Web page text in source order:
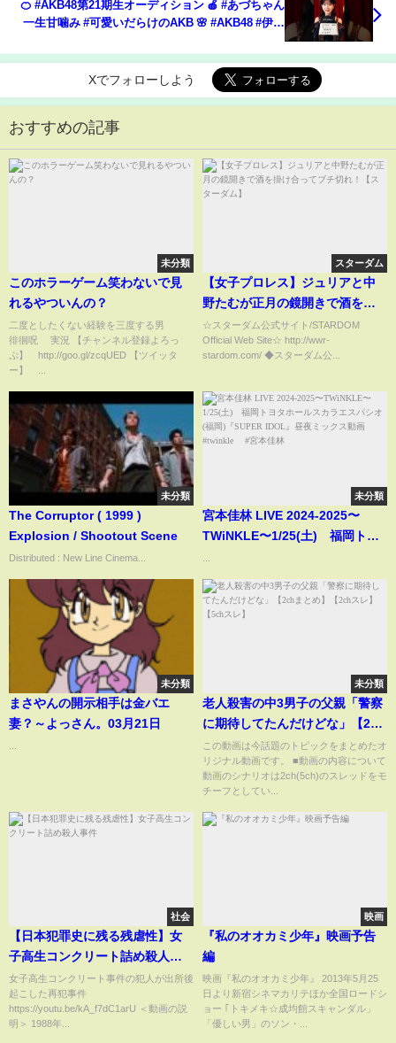
🍊 #AKB48第21期生オーディション 🍎 #あづちゃん
一生甘噛み #可愛いだらけのAKB 🌸 #AKB48 #伊藤
Xでフォローしよう
おすすめの記事
未分類
このホラーゲーム笑わないで見
れるやついんの？
二度としたくない経験を三度する男
徘徊呪 実況 【チャンネル登録よろっ
ぷ】 http://goo.gl/zcqUED 【ツイッタ
ー】 ...
スターダム
【女子プロレス】ジュリアと中
野たむが正月の鏡開きで酒を掛
け合ってブチ切れ！【スターダ
ム】
☆スターダム公式サイト/STARDOM
Official Web Site☆ http://wwr-
stardom.com/ ◆スターダム公...
未分類
The Corruptor ( 1999 )
Explosion / Shootout Scene
Distributed : New Line Cinema...
未分類
宮本佳林 LIVE 2024-2025〜
TWiNKLE〜1/25(土) 福岡トヨ
岡)『SUPER IDOL』昼夜ミック
ス動画 #twinkle #宮本佳林
未分類
まさやんの開示相手は金バエ
妻？～よっさん。03月21日
未分類
老人殺害の中3男子の父親「警察
に期待してたんだけどな」【2ch
まとめ】【2chスレ】【5chス
レ】
この動画は今話題のトピックをまとめたオ
リジナル動画です。 ■動画の内容について
動画のシナリオは2ch(5ch)のスレッドをモ
チーフとしてい...
社会
【日本犯罪史に残る残虐性】女
子高生コンクリート詰め殺人事
件
女子高生コンクリート事件の犯人が出所後
起こした再犯事件
https://youtu.be/kA_f7dC1arU ＜動画の説
明＞ 1988年...
映画
『私のオオカミ少年』映画予告
編
映画『私のオオカミ少年』 2013年5月25
日より新宿シネマカリテほか全国ロードシ
ョー ｢トキメキ☆成均館スキャンダル」
「優しい男」のソン・...